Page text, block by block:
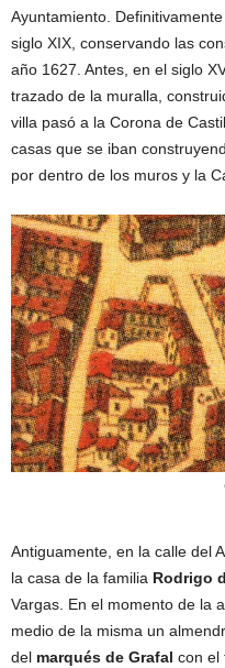
Ayuntamiento.
siglo XIX, conservando las
año 1627. Antes, en el siglo
trazado de la muralla,
villa pasó a la Corona de
casas que se iban
por dentro de los muros y la
Antiguamente, en la calle del
la casa de la familia Rodrigo
Vargas. En el momento de la
medio de la misma un
del marqués de Grafal con el